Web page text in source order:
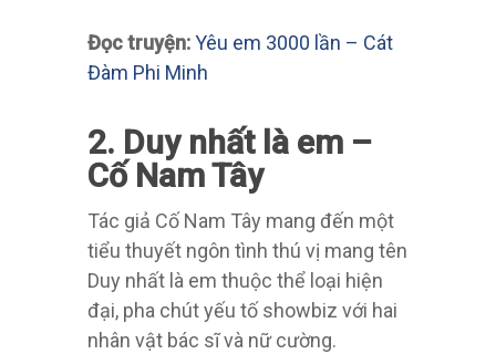
Đọc truyện:Yêu em 3000 lần – Cát
Đàm Phi Minh
2. Duy nhất là em –
Cố Nam Tây
Tác giả Cố Nam Tây mang đến một
tiểu thuyết ngôn tình thú vị mang tên
Duy nhất là em thuộc thể loại hiện
đại, pha chút yếu tố showbiz với hai
nhân vật bác sĩ và nữ cường.